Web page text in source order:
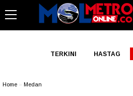
TERKINI HASTAG
Home Medan